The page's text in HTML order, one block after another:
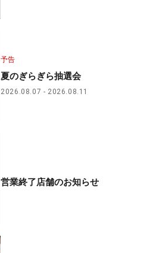
予告
夏のぎらぎら抽選会
2026.08.07 2026.08.11
営業終了店舗のお知らせ